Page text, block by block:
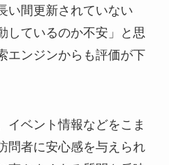
い間更新されていない
しているのか不安」と思
エンジンからも評価が下
イベント情報などをこま
問者に安心感を与えられ